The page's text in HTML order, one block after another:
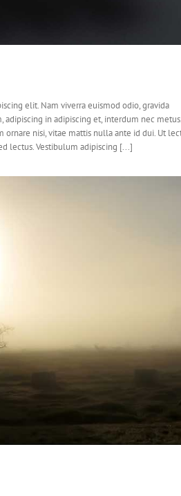
elit. Nam viverra euismod odio, gravida
in adipiscing et, interdum nec
nisi, vitae mattis nulla ante id dui. Ut
lectus. Vestibulum adipiscing [...]
Viverra Euismod
Design Web